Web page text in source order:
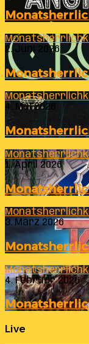
2. Juni 2026
4. Mai 2026
1. April 2026
3. März 2026
4. Februar 2026
Live